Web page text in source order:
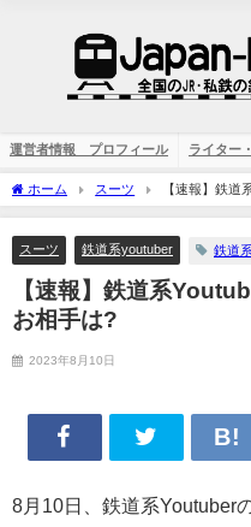
運営者情報 プロフィール ライター
ホーム スーツ 【速報】鉄道
スーツ 鉄道系youtuber 鉄道
【速報】鉄道系
お相手は?
2023年8月10日
8月10日、鉄道系Youtuber